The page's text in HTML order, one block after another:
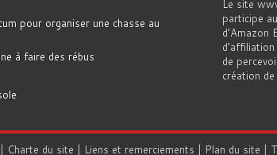
pour organiser une chasse au
à faire des rébus
Le site
participe
d’Amazon
de
création
| Charte du site | Liens et remerciements | Plan du site |